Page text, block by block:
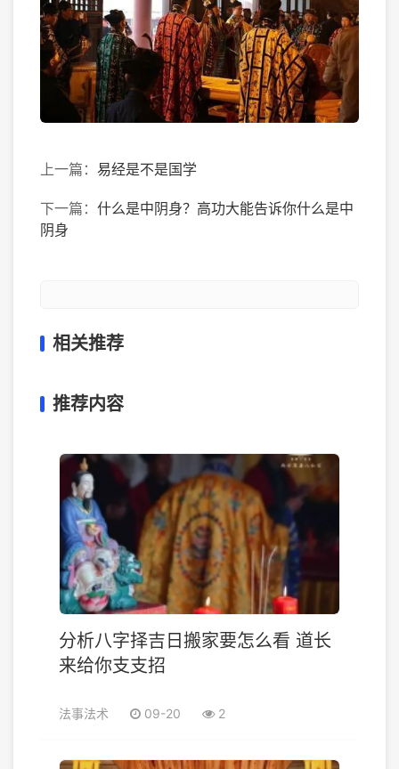
上一篇： 易经是不是国学
下一篇： 什么是中阴身？高功大能告诉你什么是中
阴身
相关推荐
推荐内容
分析八字择吉日搬家要怎么看 道长
来给你支支招
法事法术 09-20 2